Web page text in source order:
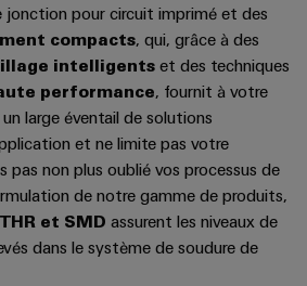
jonction pour circuit imprimé et des
compacts, qui, grâce à des
intelligents et des techniques
performance, fournit à votre
large éventail de solutions
et ne limite pas votre
pas non plus oublié vos processus de
de notre gamme de produits,
et SMD assurent les niveaux de
dans le système de soudure de